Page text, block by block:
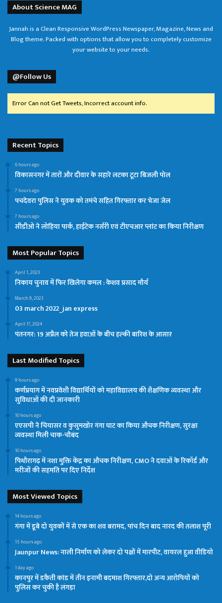
About Science MAG
Jannah is a Clean Responsive WordPress Newspaper, Magazine, News and
Blog theme. Packed with options that allow you to completely customize
your website to your needs.
@Follow Us
Error Can not Get Tweets, Incorrect account info.
Recent Topics
6 hours ago
विकासनगर में तारों और दीवार के सहारे लटका टूटा बिजली पोल
7 hours ago
पचदेवरा पुलिस ने युवक को तमंचे सहित गिरफ्तार कर भेजा जेल
7 hours ago
सीडीओ ने लोहिया पार्क, हाईटेक नर्सरी एवं टीएचआर प्लांट का किया निरीक्षण
Most Popular Topics
April 1, 2023
निकाय चुनाव में फिर खिलेगा कमल : केशव प्रसाद मौर्य
March 9, 2023
03 march 2022_jan express
April 17, 2024
पंतनगर: 19 अप्रैल को तेज हवाओं के बीच हल्की बारिश के आसार
Last Modified Topics
9 hours ago
कर्णप्रयाग में नवप्रवेशी विद्यार्थियों को महाविद्यालय की शैक्षणिक व्यवस्था और
सुविधाओं की दी जानकारी
10 hours ago
एएसपी ने चियासर व कुसुमखोर गंगा घाट का किया औचक निरीक्षण, सुरक्षा
व्यवस्था मिली चाक-चौबंद
10 hours ago
पिथौरागढ़ में नशा मुक्ति केंद्र का औचक निरीक्षण, CMO ने दवाओं के रिकॉर्ड और
मरीजों की सहमति पर दिए निर्देश
Most Viewed Topics
14 hours ago
गंगा में डूबे दो युवकों में से एक का शव बरामद, पांच दिन बाद नारद की तलाश पूरी
15 hours ago
Jaunpur News: नाली निर्माण को लेकर दो पक्षों में मारपीट, वायरल हुआ वीडियो
1 day ago
कानपुर में डकैती कांड में तीन इनामी बदमाश गिरफ्तार,दो अन्य आरोपियों को
पुलिस कर चुकी है लंगड़ा